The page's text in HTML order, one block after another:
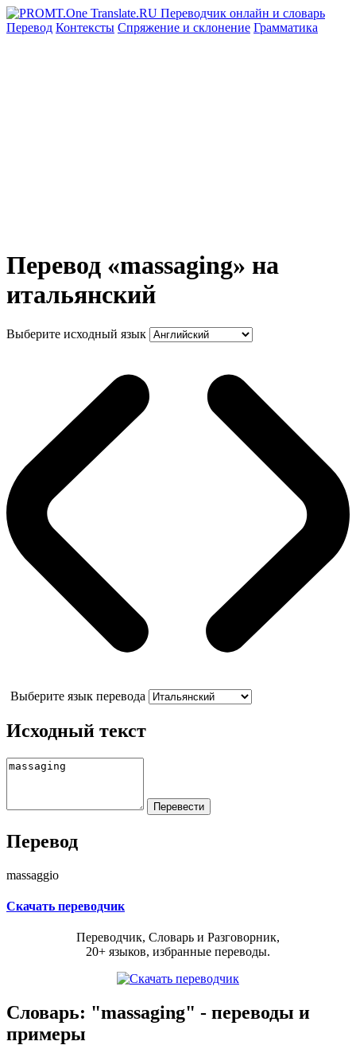
Перевод Контексты Спряжение и склонение Грамматика
Перевод «massaging» на
итальянский
Выберите исходный язык
Выберите язык перевода
Исходный текст
Перевод
massaggio
Скачать переводчик
Переводчик, Словарь и Разговорник,
20+ языков, избранные переводы.
Словарь: "massaging" - переводы и
примеры